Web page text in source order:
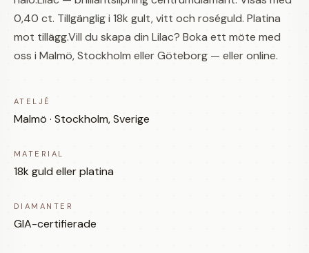
0,40 ct. Tillgänglig i 18k gult, vitt och roséguld. Platina
mot tillägg.Vill du skapa din Lilac? Boka ett möte med
oss i Malmö, Stockholm eller Göteborg — eller online.
ATELJÉ
Malmö · Stockholm, Sverige
MATERIAL
18k guld eller platina
DIAMANTER
GIA-certifierade